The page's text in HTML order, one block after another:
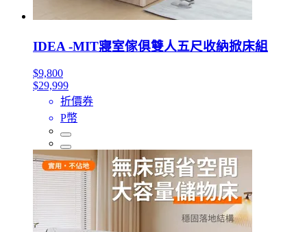
IDEA -MIT寢室傢俱雙人五尺收納掀床組
$9,800
$29,999
折價券
P幣